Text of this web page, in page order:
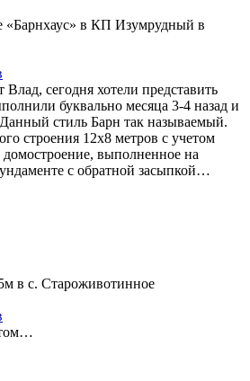
«Барнхаус» в КП Изумрудный в
сегодня хотели представить
буквально месяца 3-4 назад и
стиль Барн так называемый.
строения 12х8 метров с учетом
домостроение, выполненное на
с обратной засыпкой…
в с. Староживотинное